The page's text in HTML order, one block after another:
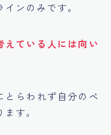
ンのみです。
えている人には向い
とらわれず自分のペ
す。